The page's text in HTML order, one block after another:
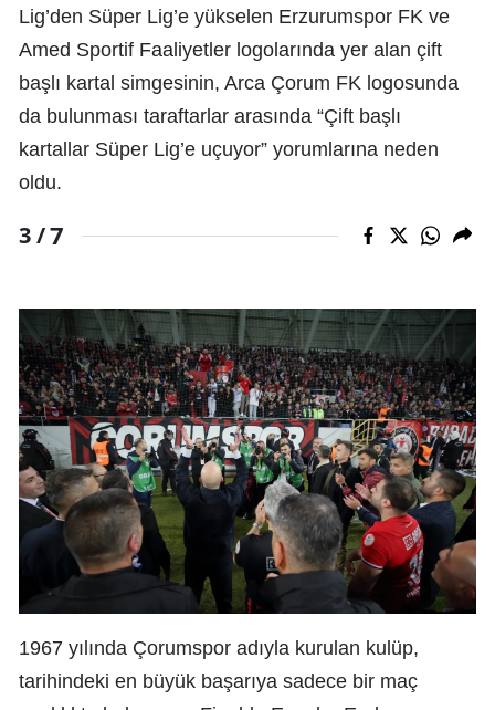
Lig’den Süper Lig’e yükselen Erzurumspor FK ve
Amed Sportif Faaliyetler logolarında yer alan çift
başlı kartal simgesinin, Arca Çorum FK logosunda
da bulunması taraftarlar arasında “Çift başlı
kartallar Süper Lig’e uçuyor” yorumlarına neden
oldu.
3 /7
1967 yılında Çorumspor adıyla kurulan kulüp,
tarihindeki en büyük başarıya sadece bir maç